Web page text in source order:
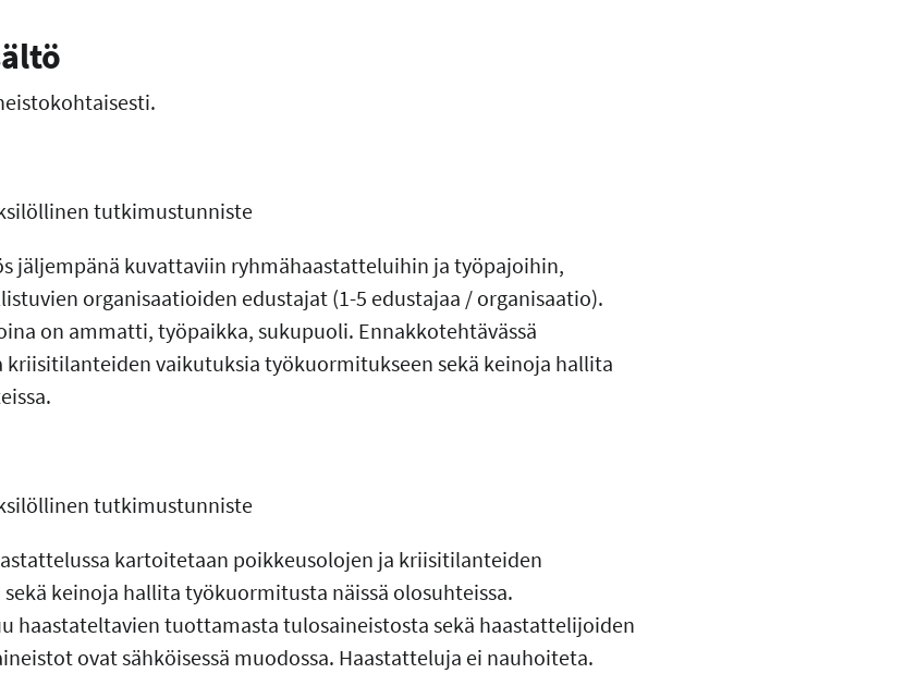
tutkimustunniste
jäljempänä kuvattaviin ryhmähaastatteluihin ja työpajoihin,
organisaatioiden edustajat (1-5 edustajaa / organisaatio).
on ammatti, työpaikka, sukupuoli. Ennakkotehtävässä
vaikutuksia työkuormitukseen sekä keinoja hallita
tutkimustunniste
kartoitetaan poikkeusolojen ja kriisitilanteiden
keinoja hallita työkuormitusta näissä olosuhteissa.
haastateltavien tuottamasta tulosaineistosta sekä haastattelijoiden
ovat sähköisessä muodossa. Haastatteluja ei nauhoiteta.